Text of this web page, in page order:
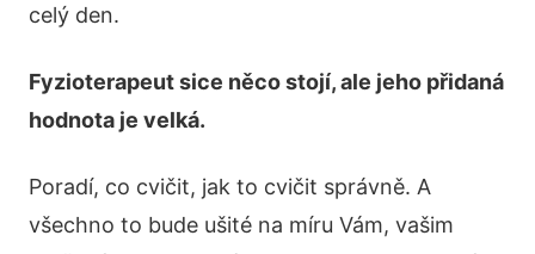
celý den.
Fyzioterapeut sice něco stojí, ale jeho přidaná
hodnota je velká.
Poradí, co cvičit, jak to cvičit správně. A
všechno to bude ušité na míru Vám, vašim